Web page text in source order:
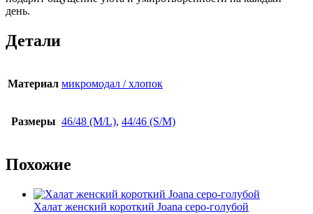
день.
Детали
Материал микромодал / хлопок
Размеры 46/48 (M/L), 44/46 (S/M)
Похожие
Халат женский короткий Joana серо-голубой